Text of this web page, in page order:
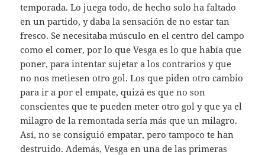
temporada. Lo juega todo, de hecho solo ha faltado
en un partido, y daba la sensación de no estar tan
fresco. Se necesitaba músculo en el centro del campo
como el comer, por lo que Vesga es lo que había que
poner, para intentar sujetar a los contrarios y que
no nos metiesen otro gol. Los que piden otro cambio
para ir a por el empate, quizá es que no son
conscientes que te pueden meter otro gol y que ya el
milagro de la remontada sería más que un milagro.
Así, no se consiguió empatar, pero tampoco te han
destruido. Además, Vesga en una de las primeras